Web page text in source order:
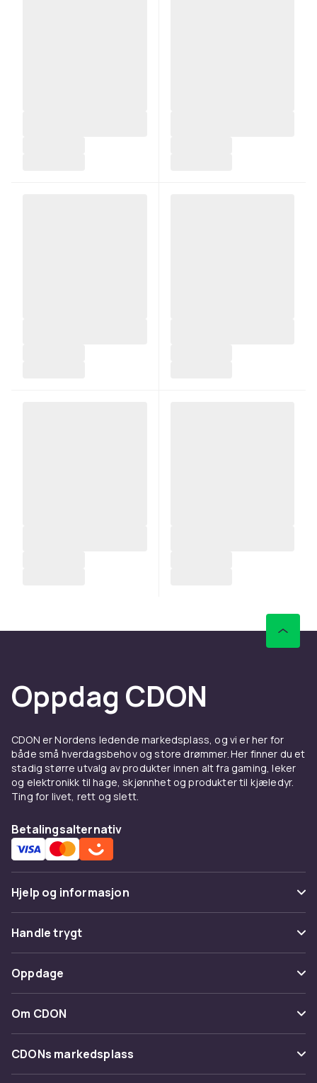
Oppdag CDON
CDON er Nordens ledende markedsplass, og vi er her for
både små hverdagsbehov og store drømmer. Her finner du et
stadig større utvalg av produkter innen alt fra gaming, leker
og elektronikk til hage, skjønnhet og produkter til kjæledyr.
Ting for livet, rett og slett.
Betalingsalternativ
Hjelp og informasjon
Vanlige spørsmål
Spor pakke
Angre & returner her
Kontakt oss
Handle trygt
Betaling
Levering
Tilbakekallinger
Oppdage
Kategorier
Varemerker
Om CDON
Om oss
Kundeanmeldelser
CDONs markedsplass